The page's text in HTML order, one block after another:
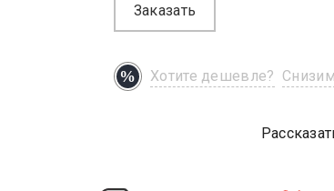
Заказать
Хотите дешевле?